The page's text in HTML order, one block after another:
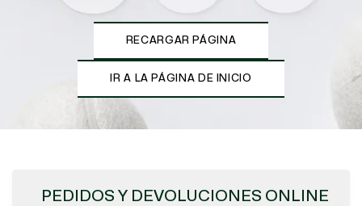
RECARGAR PÁGINA
IR A LA PÁGINA DE INICIO
PEDIDOS Y DEVOLUCIONES ONLINE